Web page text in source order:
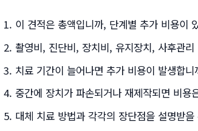
이 견적은 총액입니까, 단계별 추가 비용이
촬영비, 진단비, 장치비, 유지장치, 사후관
치료 기간이 늘어나면 추가 비용이 발생합니
중간에 장치가 파손되거나 재제작되면 비용
대체 치료 방법과 각각의 장단점을 설명받을